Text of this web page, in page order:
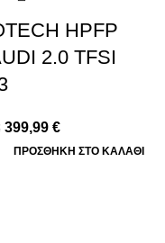
HPFP
2.0 TFSI
399,99 €
ΠΡΟΣΘΉΚΗ ΣΤΟ ΚΑΛΆΘΙ